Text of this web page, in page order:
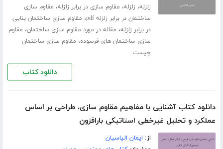
زلزله، زلزله، مقاوم سازی در برابر زلزله، مقاوم سازی
ساختمان در برابر زلزله pdf
، مقاوم سازی ساختمان بنایی
در برابر زلزله، مقاله در مورد مقاوم سازی ساختمان، مقاوم
سازی ساختمان های فرسوده، مقاوم سازی ساختمان
چیست
دانلود کتاب
دانلود کتاب آشنایی با مفاهیم مقاوم سازی، طراحی بر اساس
عملکرد و تحلیل غیرخطی استاتیکی بارافزون
از: ایمان الیاسیان